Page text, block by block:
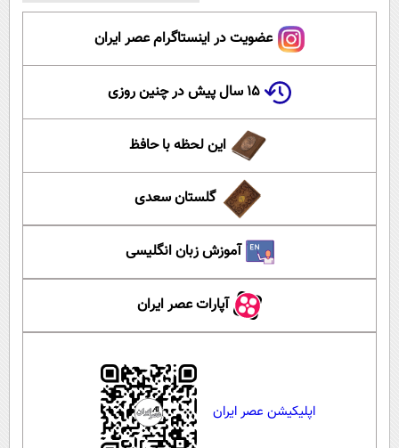
عضویت در اینستاگرام عصر ایران
۱۵ سال پیش در چنین روزی
این لحظه با حافظ
گلستان سعدی
آموزش زبان انگلیسی
آپارات عصر ایران
اپلیکیشن عصر ایران